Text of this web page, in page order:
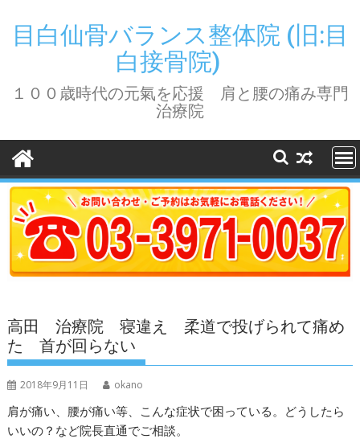
content
目白仙骨バランス整体院 (旧:目
白接骨院)
１００歳時代の元氣を応援 肩と腰の痛み専門
治療院
高田 治療院 寝違え 柔道で投げられて痛め
た 首が回らない
2018年9月11日 okano
肩が痛い、腰が痛い等、こんな症状で困っている。どうしたら
いいの？など院長直通でご相談。